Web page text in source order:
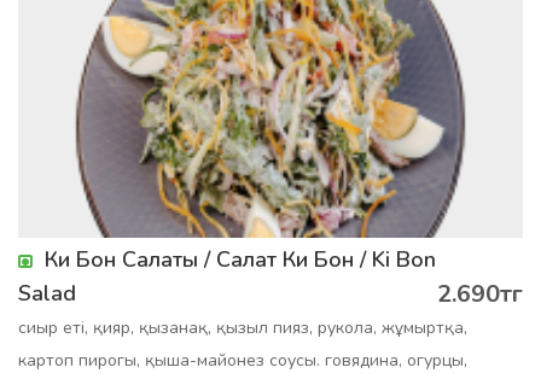
Ки Бон Салаты / Салат Ки Бон / Ki Bon
Salad
2.690тг
сиыр еті, қияр, қызанақ, қызыл пияз, рукола, жұмыртқа,
картоп пирогы, қыша-майонез соусы. говядина, огурцы,